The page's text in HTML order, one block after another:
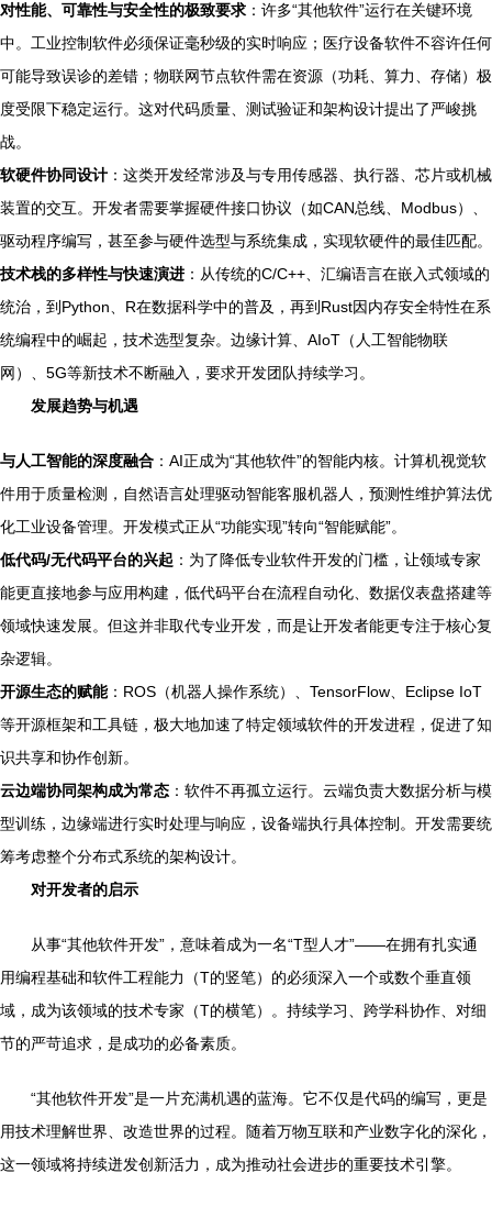
对性能、可靠性与安全性的极致要求 ：许多“其他软件”运行在关键环境
中。工业控制软件必须保证毫秒级的实时响应；医疗设备软件不容许任何
可能导致误诊的差错；物联网节点软件需在资源（功耗、算力、存储）极
度受限下稳定运行。这对代码质量、测试验证和架构设计提出了严峻挑
战。
软硬件协同设计 ：这类开发经常涉及与专用传感器、执行器、芯片或机械
装置的交互。开发者需要掌握硬件接口协议（如CAN总线、Modbus）、
驱动程序编写，甚至参与硬件选型与系统集成，实现软硬件的最佳匹配。
技术栈的多样性与快速演进 ：从传统的C/C++、汇编语言在嵌入式领域的
统治，到Python、R在数据科学中的普及，再到Rust因内存安全特性在系
统编程中的崛起，技术选型复杂。边缘计算、AIoT（人工智能物联
网）、5G等新技术不断融入，要求开发团队持续学习。
发展趋势与机遇
与人工智能的深度融合 ：AI正成为“其他软件”的智能内核。计算机视觉软
件用于质量检测，自然语言处理驱动智能客服机器人，预测性维护算法优
化工业设备管理。开发模式正从“功能实现”转向“智能赋能”。
低代码/无代码平台的兴起 ：为了降低专业软件开发的门槛，让领域专家
能更直接地参与应用构建，低代码平台在流程自动化、数据仪表盘搭建等
领域快速发展。但这并非取代专业开发，而是让开发者能更专注于核心复
杂逻辑。
开源生态的赋能：ROS（机器人操作系统）、TensorFlow、Eclipse IoT
等开源框架和工具链，极大地加速了特定领域软件的开发进程，促进了知
识共享和协作创新。
云边端协同架构成为常态 ：软件不再孤立运行。云端负责大数据分析与模
型训练，边缘端进行实时处理与响应，设备端执行具体控制。开发需要统
筹考虑整个分布式系统的架构设计。
对开发者的启示
从事“其他软件开发”，意味着成为一名“T型人才”——在拥有扎实通
用编程基础和软件工程能力（T的竖笔）的必须深入一个或数个垂直领
域，成为该领域的技术专家（T的横笔）。持续学习、跨学科协作、对细
节的严苛追求，是成功的必备素质。
“其他软件开发”是一片充满机遇的蓝海。它不仅是代码的编写，更是
用技术理解世界、改造世界的过程。随着万物互联和产业数字化的深化，
这一领域将持续迸发创新活力，成为推动社会进步的重要技术引擎。